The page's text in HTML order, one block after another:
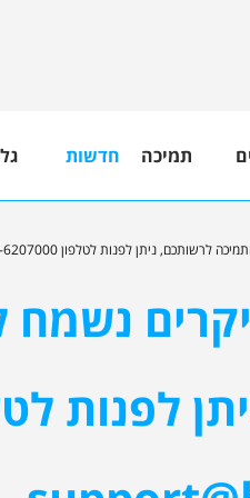
תמיכה חדשות
ניתן לפנות לטלפון 03-6207000 ו/או לדוא"ל